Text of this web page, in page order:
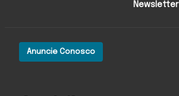
Anuncie Conosco
Newsletter